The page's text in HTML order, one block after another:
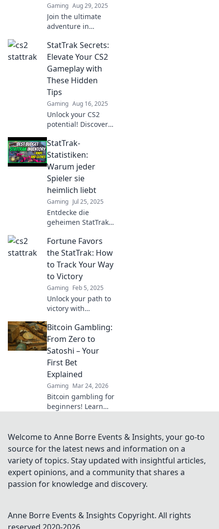
Gaming Aug 29, 2025
Join the ultimate
adventure in
we uncover secrets,
strategies, and tips
for the perfect kill
StatTrak Secrets:
Elevate Your CS2
Gameplay with
These Hidden
Tips
Gaming Aug 16, 2025
Unlock your CS2
potential! Discover
secrets to elevate
your gameplay and
dominate the
competition.
StatTrak-
Statistiken:
Warum jeder
Spieler sie
heimlich liebt
Gaming Jul 25, 2025
Entdecke die
geheimen StatTrak-
jeden Gamer
faszinieren! Warum
Spieler ohne Zufall
nicht leben können
– jetzt lesen!
Fortune Favors
the StatTrak: How
to Track Your Way
to Victory
Gaming Feb 5, 2025
Unlock your path to
victory with
tracking, boost your
game, and rise
above the
Bitcoin Gambling:
From Zero to
Satoshi – Your
First Bet
Explained
Gaming Mar 24, 2026
Bitcoin gambling for
beginners! Learn
zero to Satoshi. Your
guide to safe, fun
Welcome to Anne Borre Events & Insights, your go-to
source for the latest news and information on a
variety of topics. Stay updated with insightful articles,
expert opinions, and a community that shares a
passion for knowledge and discovery.
Anne Borre Events & Insights Copyright. All rights